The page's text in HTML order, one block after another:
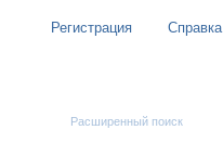
Регистрация Справка
Расширенный поиск